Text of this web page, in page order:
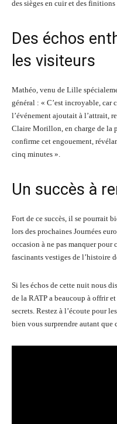
des sièges en cuir et des
Des échos
les visiteurs
Mathéo, venu de Lille
général : « C’est incroyable, car
l’événement ajoutait à l’attrait,
Claire Morillon, en charge de la
confirme cet engouement,
cinq minutes ».
Un succès à
Fort de ce succès, il se pourrait
lors des prochaines Journées
occasion à ne pas manquer
fascinants vestiges de l’histoire
Si les échos de cette nuit nous
de la RATP a beaucoup à offrir
secrets. Restez à l’écoute pour
bien vous surprendre autant que